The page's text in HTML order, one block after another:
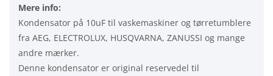
Mere info:
Kondensator på 10uF til vaskemaskiner og tørretumblere
fra AEG, ELECTROLUX, HUSQVARNA, ZANUSSI og mange
andre mærker.
Denne kondensator er original reservedel til